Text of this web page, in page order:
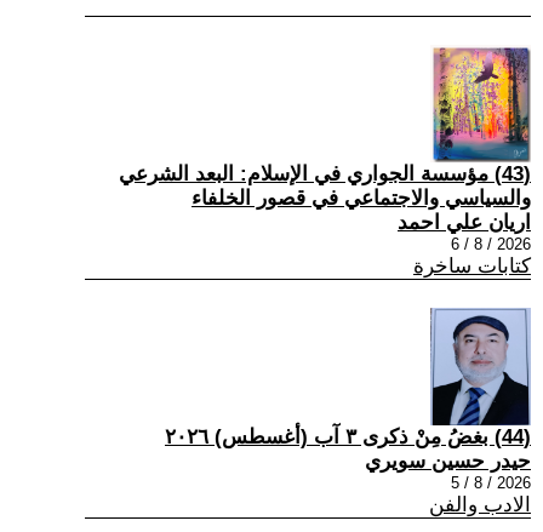
(43) مؤسسة الجواري في الإسلام: البعد الشرعي
والسياسي والاجتماعي في قصور الخلفاء
اريان علي احمد
2026 / 8 / 6
كتابات ساخرة
(44) بغضُ مِنْ ذكرى ٣ آب (أغسطس) ٢٠٢٦
حيدر حسين سويري
2026 / 8 / 5
الادب والفن